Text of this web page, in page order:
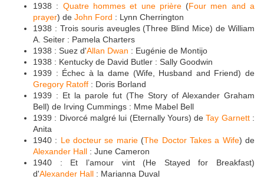
1938 : Quatre hommes et une prière(Four men and a
prayer) de John Ford : Lynn Cherrington
1938 : Trois souris aveugles (Three Blind Mice) de William
A. Seiter : Pamela Charters
1938 : Suez d'Allan Dwan : Eugénie de Montijo
1938 : Kentucky de David Butler : Sally Goodwin
1939 : Échec à la dame (Wife, Husband and Friend) de
Gregory Ratoff : Doris Borland
1939 : Et la parole fut (The Story of Alexander Graham
Bell) de Irving Cummings : Mme Mabel Bell
1939 : Divorcé malgré lui (Eternally Yours) deTay Garnett:
Anita
1940 : Le docteur se marie(The Doctor Takes a Wife) de
Alexander Hall : June Cameron
1940 : Et l’amour vint (He Stayed for Breakfast)
d'Alexander Hall : Marianna Duval